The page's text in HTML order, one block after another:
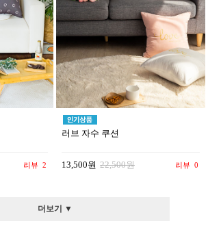
리뷰 2
러브 자수 쿠션
13,500원 22,500원 리뷰 0
더보기 ▼